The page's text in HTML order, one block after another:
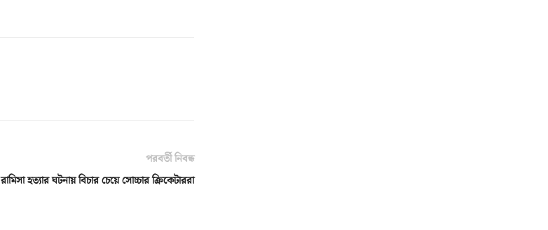
পরবর্তী নিবন্ধ
রামিসা হত্যার ঘটনায় বিচার চেয়ে সোচ্চার ক্রিকেটাররা